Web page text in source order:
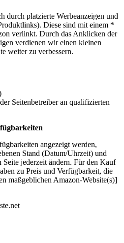
durch platzierte Werbeanzeigen und
Diese sind mit einem *
verlinkt. Durch das Anklicken der
verdienen wir einen kleinen
weiter zu verbessern.
Seitenbetreiber an qualifizierten
angezeigt werden,
Stand (Datum/Uhrzeit) und
jederzeit ändern. Für den Kauf
zu Preis und Verfügbarkeit, die
maßgeblichen Amazon-Website(s)]